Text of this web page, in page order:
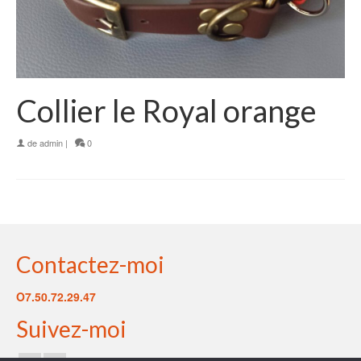
Collier le Royal orange
deadmin | 0
Contactez-moi
O7.50.72.29.47
Suivez-moi